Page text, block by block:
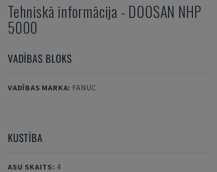
Tehniskā informācija - DOOSAN NHP
5000
VADĪBAS BLOKS
VADĪBAS MARKA: FANUC
KUSTĪBA
ASU SKAITS: 4